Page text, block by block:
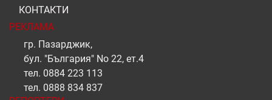
КОНТАКТИ
РЕКЛАМА
гр. Пазарджик,
бул. "България" No 22, ет.4
тел. 0884 223 113
тел. 0888 834 837